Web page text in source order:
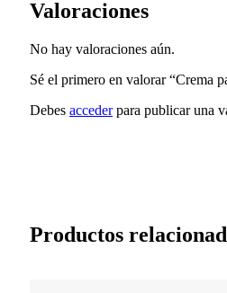
Valoraciones
No hay valoraciones aún.
Sé el primero en valorar “Crema
Debes accederpara publicar una
Productos